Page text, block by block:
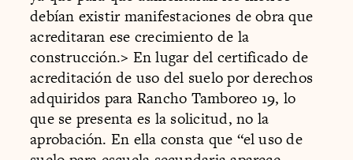
debían existir manifestaciones de obra que
acreditaran ese crecimiento de la
construcción.> En lugar del certificado de
acreditación de uso del suelo por derechos
adquiridos para Rancho Tamboreo 19, lo
que se presenta es la solicitud, no la
aprobación. En ella consta que “el uso de